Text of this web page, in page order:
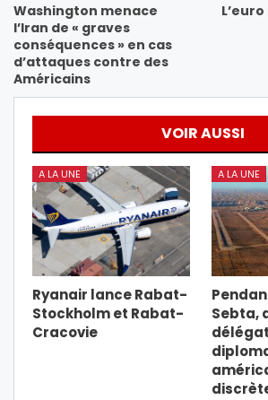
Washington menace
l’Iran de « graves
conséquences » en cas
d’attaques contre des
Américains
VOIR AUSSI
A LA UNE
Ryanair lance Rabat-
Stockholm et Rabat-
Cracovie
A LA UNE
Sebta,